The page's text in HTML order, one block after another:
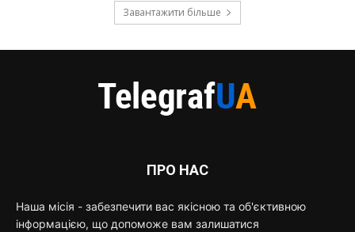
Завантажити більше
ПРО НАС
Наша місія - забезпечити вас якісною та об'єктивною
інформацією, що допоможе вам залишатися